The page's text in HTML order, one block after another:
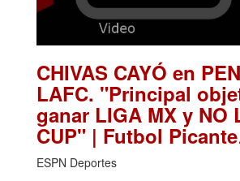
CHIVAS CAYÓ en
LAFC. "Principal
ganar LIGA MX y NO
CUP" | Futbol Picante
ESPN Deportes